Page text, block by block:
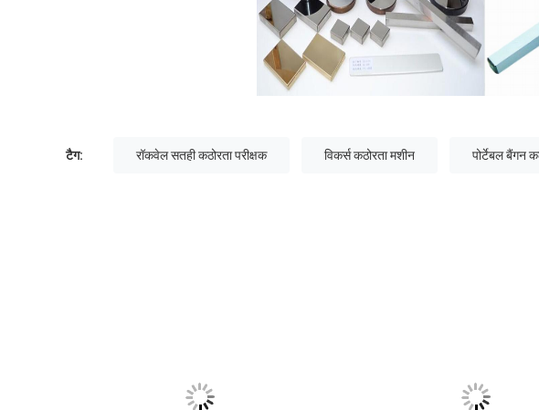
टैग: रॉकवेल सतही कठोरता परीक्षक विकर्स कठोरता मशीन पोर्टेबल बैंगन